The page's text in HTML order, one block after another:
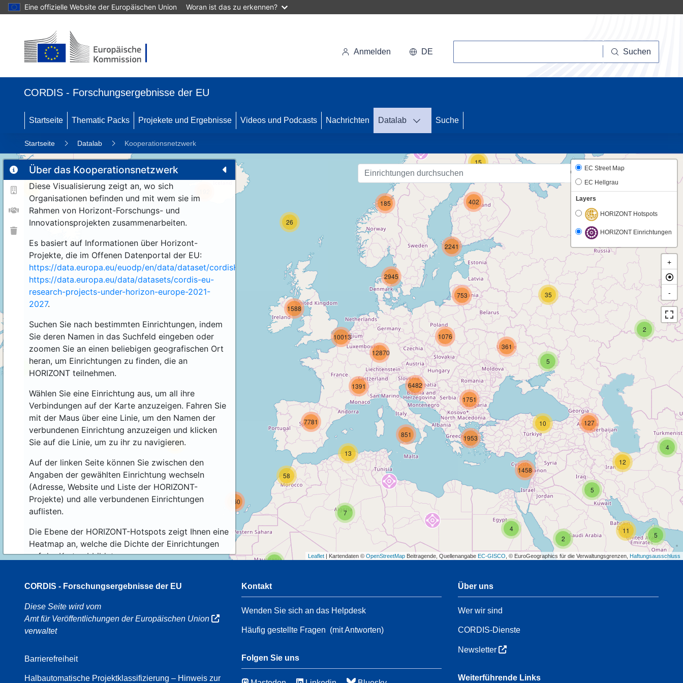
Eine offizielle Website der Europäischen Union Woran ist das zu erkennen?
Anmelden DE Suchen
CORDIS - Forschungsergebnisse der EU
Startseite Thematic Packs Projekete und Ergebnisse Videos und Podcasts Nachrichten Datalab Suche
Startseite Datalab Kooperationsnetzwerk
Über das Kooperationsnetzwerk
Diese Visualisierung zeigt an, wo sich
Organisationen befinden und mit wem sie im
Rahmen von Horizont-Forschungs- und
Innovationsprojekten zusammenarbeiten.
Es basiert auf Informationen über Horizont-
Projekte, die im Offenen Datenportal der EU:
https://data.europa.eu/euodp/en/data/dataset/cordisH2020projects.
https://data.europa.eu/data/datasets/cordis-eu-
research-projects-under-horizon-europe-2021-
2027.
Suchen Sie nach bestimmten Einrichtungen, indem
Sie deren Namen in das Suchfeld eingeben oder
zoomen Sie an einen beliebigen geografischen Ort
heran, um Einrichtungen zu finden, die an
HORIZONT teilnehmen.
Wählen Sie eine Einrichtung aus, um all ihre
Verbindungen auf der Karte anzuzeigen. Fahren Sie
mit der Maus über eine Linie, um den Namen der
verbundenen Einrichtung anzuzeigen und klicken
Sie auf die Linie, um zu ihr zu navigieren.
Auf der linken Seite können Sie zwischen den
Angaben der gewählten Einrichtung wechseln
(Adresse, Website und Liste der HORIZONT-
Projekte) und alle verbundenen Einrichtungen
auflisten.
Die Ebene der HORIZONT-Hotspots zeigt Ihnen eine
Heatmap an, welche die Dichte der Einrichtungen
auf der Karte abbildet.
2
21
47
11
26
2
11
5
4
7
44
160
1588
13
58
7781
2
5
10
12
127
851
5
361
35
1751
753
4
1458
1953
87
185
15
402
2241
1391
1076
2945
10013
6482
12870
EC Street Map
EC Hellgrau
Layers
HORIZONT Hotspots
HORIZONT Einrichtungen
+
-
Leaflet | Kartendaten © OpenStreetMap Beitragende, Quellenangabe EC-GISCO , © EuroGeographics für die Verwaltungsgrenzen, Haftungsausschluss
CORDIS - Forschungsergebnisse der EU
Diese Seite wird vom
Amt für Veröffentlichungen der Europäischen Union
verwaltet
Barrierefreiheit
Halbautomatische Projektklassifizierung – Hinweis zur
Kontakt
Wenden Sie sich an das Helpdesk
Häufig gestellte Fragen (mit Antworten)
Folgen Sie uns
Über uns
Wer wir sind
CORDIS-Dienste
Newsletter
Weiterführende Links